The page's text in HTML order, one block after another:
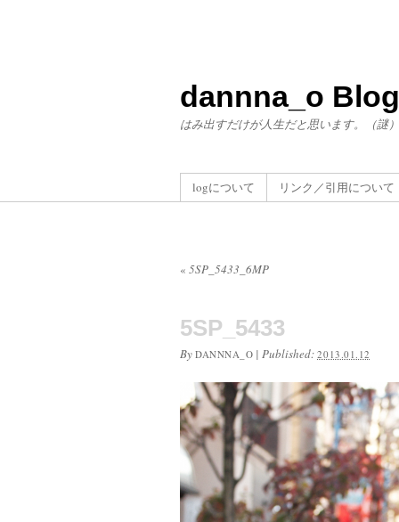
dannna_o Blog
はみ出すだけが人生だと思います。（謎）
logについて リンク／引用について
« 5SP_5433_6MP
5SP_5433
By DANNNA_O |Published:2013.01.12